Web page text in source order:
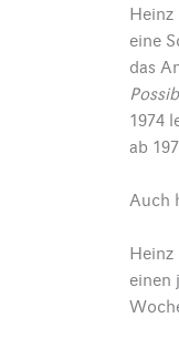
eine
das
1974
ab
Auch
einen